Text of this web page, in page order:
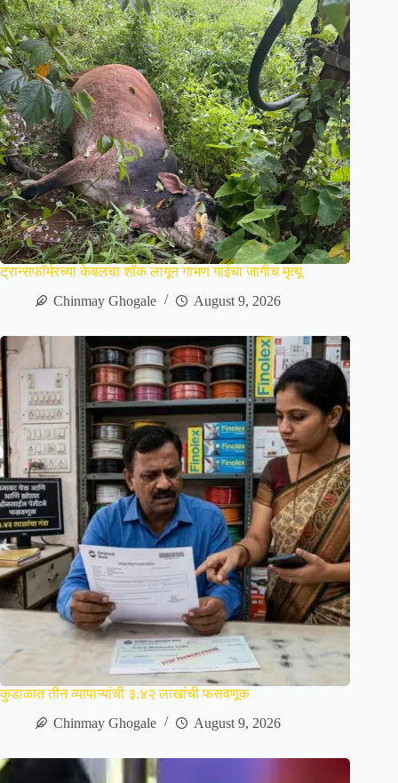
ट्रान्सफॉर्मरच्या केबलचा शॉक लागून गाभण गाईचा जागीच मृत्यू
Chinmay Ghogale
August 9, 2026
कुडाळात तीन व्यापाऱ्यांची ३.४२ लाखांची फसवणूक
Chinmay Ghogale
August 9, 2026